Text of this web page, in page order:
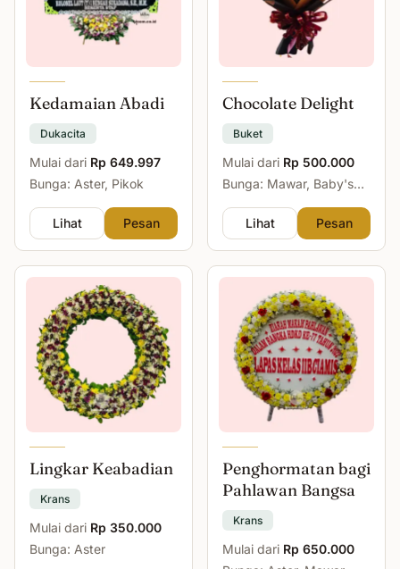
Kedamaian Abadi
Dukacita
Mulai dari Rp 649.997
Bunga: Aster, Pikok
Lihat Pesan
Chocolate Delight
Buket
Mulai dari Rp 500.000
Bunga: Mawar, Baby's
Lihat
Pesan
Lingkar Keabadian
Krans
Mulai dari Rp 350.000
Bunga: Aster
Penghormatan bagi
Pahlawan Bangsa
Krans
Mulai dari Rp 650.000